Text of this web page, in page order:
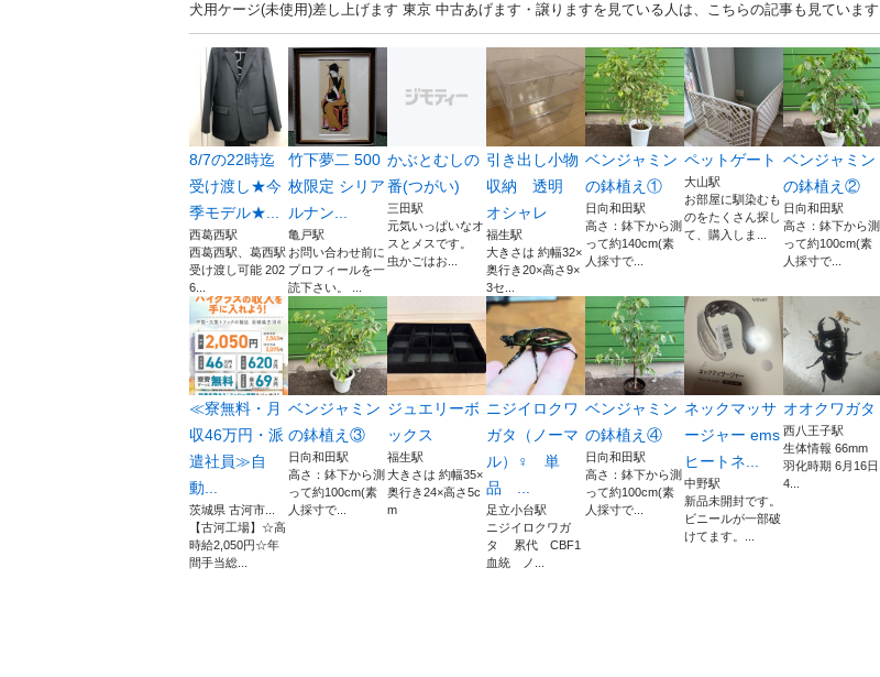
犬用ケージ(未使用)差し上げます 東京 中古あげます・譲りますを見ている人は、こちらの記事も見ています
8/7の22時迄
受け渡し★今
季モデル★...
西葛西駅
西葛西駅、葛西駅
受け渡し可能 202
6...
竹下夢二 500
枚限定 シリア
ルナン...
亀戸駅
お問い合わせ前に
プロフィールを一
読下さい。 ...
かぶとむしの
番(つがい)
三田駅
元気いっぱいなオ
スとメスです。
虫かごはお...
引き出し小物
収納 透明
オシャレ
福生駅
大きさは 約幅32×
奥行き20×高さ9×
3セ...
ベンジャミン
の鉢植え①
日向和田駅
高さ：鉢下から測
って約140cm(素
人採寸で...
ペットゲート
大山駅
お部屋に馴染むも
のをたくさん探し
て、購入しま...
ベンジャミン
の鉢植え②
日向和田駅
高さ：鉢下から測
って約100cm(素
人採寸で...
≪寮無料・月
収46万円・派
遣社員≫自
動...
茨城県 古河市...
【古河工場】☆高
時給2,050円☆年
間手当総...
ベンジャミン
の鉢植え③
日向和田駅
高さ：鉢下から測
って約100cm(素
人採寸で...
ジュエリーボ
ックス
福生駅
大きさは 約幅35×
奥行き24×高さ5c
m
ニジイロクワ
ガタ（ノーマ
ル）♀ 単
品 ...
足立小台駅
ニジイロクワガ
タ 累代 CBF1
血統 ノ...
ベンジャミン
の鉢植え④
日向和田駅
高さ：鉢下から測
って約100cm(素
人採寸で...
ネックマッサ
ージャー ems
ヒートネ...
中野駅
新品未開封です。
ビニールが一部破
けてます。...
オオクワガタ
西八王子駅
生体情報 66mm
羽化時期 6月16日
4...